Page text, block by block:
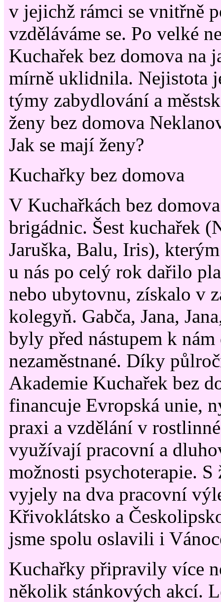
v jejichž rámci se vnitřně
vzděláváme se. Po velké
Kuchařek bez domova na
mírně uklidnila. Nejistota
týmy zabydlování a
ženy bez domova
Jak se mají ženy?
Kuchařky bez domova
V Kuchařkách bez
brigádnic. Šest kuchařek
Jaruška, Balu, Iris),
u nás po celý rok dařilo
nebo ubytovnu, získalo v
kolegyň. Gabča, Jana,
byly před nástupem k
nezaměstnané. Díky
Akademie Kuchařek bez
financuje Evropská unie,
praxi a vzdělání v
využívají pracovní a
možnosti psychoterapie. S
vyjely na dva pracovní
Křivoklátsko a
jsme spolu oslavili i
Kuchařky připravily více
několik stánkových akcí.